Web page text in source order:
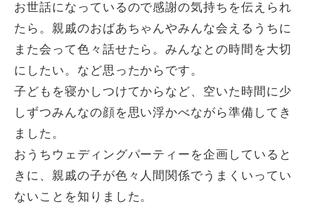
お世話になっているので感謝の気持ちを伝えられ
たら。親戚のおばあちゃんやみんな会えるうちに
また会って色々話せたら。みんなとの時間を大切
にしたい。など思ったからです。
子どもを寝かしつけてからなど、空いた時間に少
しずつみんなの顔を思い浮かべながら準備してき
ました。
おうちウェディングパーティーを企画していると
きに、親戚の子が色々人間関係でうまくいってい
ないことを知りました。